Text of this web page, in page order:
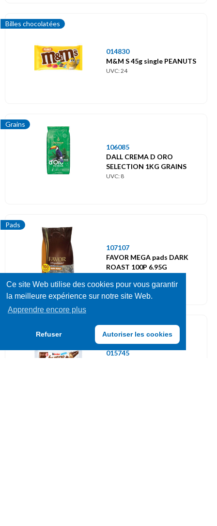
Ce site Web utilise des cookies pour vous garantir
la meilleure expérience sur notre site Web.
Apprendre encore plus
Refuser Autoriser les cookies
Billes chocolatées
014830
M&M S 45g single PEANUTS
UVC: 24
Grains
106085
DALL CREMA D ORO
SELECTION 1KG GRAINS
UVC: 8
Pads
107107
FAVOR MEGA pads DARK
ROAST 100P 6.95G
015745